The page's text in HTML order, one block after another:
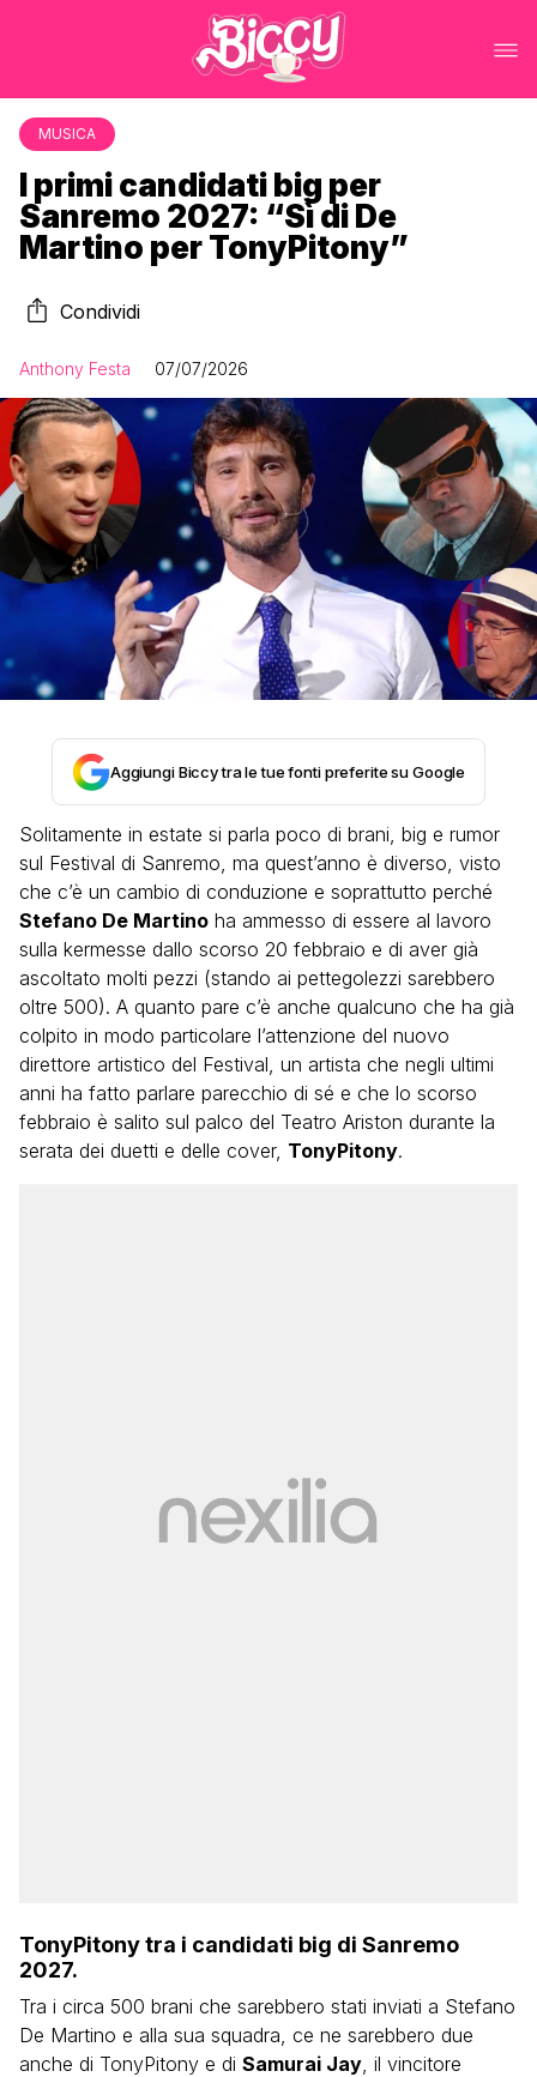
MUSICA
I primi candidati big per
Sanremo 2027: “Sì di De
Martino per TonyPitony”
Condividi
Anthony Festa 07/07/2026
Aggiungi Biccy tra le tue fonti preferite su Google
Solitamente in estate si parla poco di brani, big e rumor
sul Festival di Sanremo, ma quest’anno è diverso, visto
che c’è un cambio di conduzione e soprattutto perché
Stefano De Martino ha ammesso di essere al lavoro
sulla kermesse dallo scorso 20 febbraio e di aver già
ascoltato molti pezzi (stando ai pettegolezzi sarebbero
oltre 500). A quanto pare c’è anche qualcuno che ha già
colpito in modo particolare l’attenzione del nuovo
direttore artistico del Festival, un artista che negli ultimi
anni ha fatto parlare parecchio di sé e che lo scorso
febbraio è salito sul palco del Teatro Ariston durante la
serata dei duetti e delle cover, TonyPitony.
TonyPitony tra i candidati big di Sanremo
2027.
Tra i circa 500 brani che sarebbero stati inviati a Stefano
De Martino e alla sua squadra, ce ne sarebbero due
anche di TonyPitony e di Samurai Jay, il vincitore